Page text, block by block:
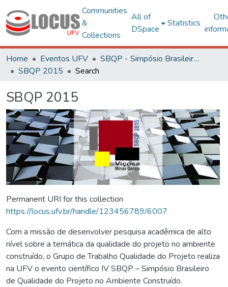
Communities
&
Collections
All of
DSpace
Statistics
Home Eventos UFV
SBQP - Simpósio Brasileiro de Qualidade do Projeto no Ambiente Construído
SBQP 2015
Search
SBQP 2015
Permanent URI for this collection
https://locus.ufv.br/handle/123456789/6007
Com a missão de desenvolver pesquisa acadêmica de alto
nível sobre a temática da qualidade do projeto no ambiente
construído, o Grupo de Trabalho Qualidade do Projeto realiza
na UFV o evento científico IV SBQP – Simpósio Brasileiro
de Qualidade do Projeto no Ambiente Construído.